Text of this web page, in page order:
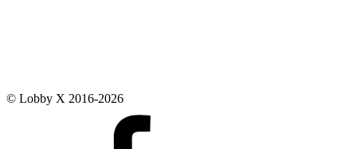
© Lobby X 2016-2026